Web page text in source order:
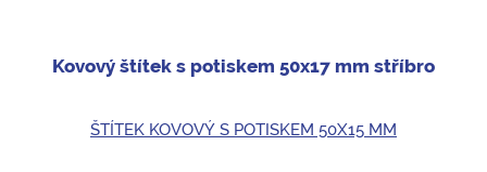
Kovový štítek s potiskem 50x17 mm stříbro
ŠTÍTEK KOVOVÝ S POTISKEM 50X15 MM